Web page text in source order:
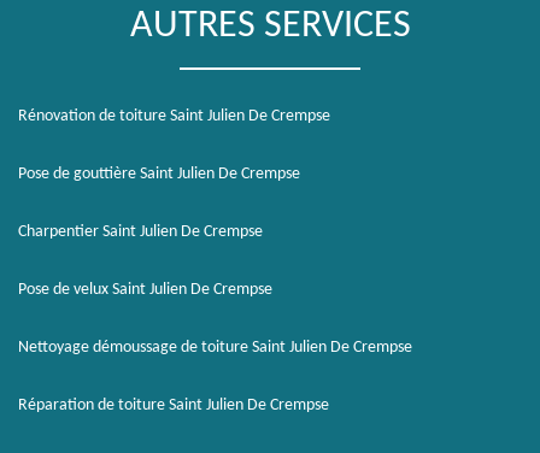
AUTRES SERVICES
Rénovation de toiture Saint Julien De Crempse
Pose de gouttière Saint Julien De Crempse
Charpentier Saint Julien De Crempse
Pose de velux Saint Julien De Crempse
Nettoyage démoussage de toiture Saint Julien De Crempse
Réparation de toiture Saint Julien De Crempse